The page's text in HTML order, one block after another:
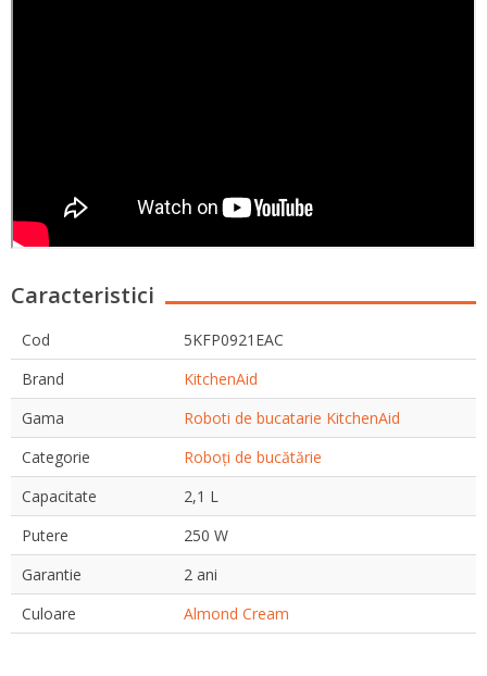
Caracteristici
Cod
5KFP0921EAC
Brand
KitchenAid
Gama
Roboti de bucatarie KitchenAid
Categorie
Roboți de bucătărie
Capacitate
2,1 L
Putere
250 W
Garantie
2 ani
Culoare
Almond Cream